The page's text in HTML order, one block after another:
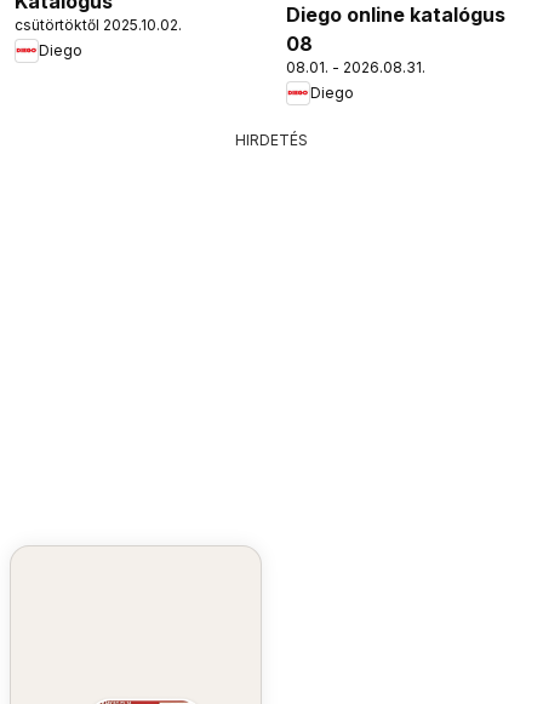
csütörtöktől 2025.10.02.
Diego
Diego online katalógus
08
08.01. - 2026.08.31.
Diego
HIRDETÉS